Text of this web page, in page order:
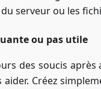
serveur ou les
ou pas utile
des soucis
Créez